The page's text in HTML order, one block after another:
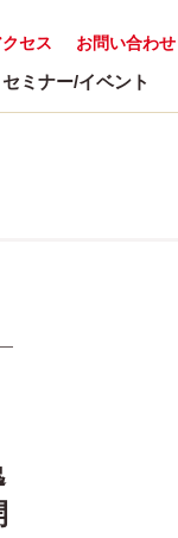
お問い合わせ
セス
セミナー/イベント